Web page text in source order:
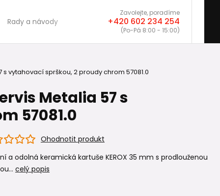
Rady a návody
Zavolejte, poradíme
+420 602 234 254
(Po-Pá 8:00 - 15:00)
vytahovací sprškou, 2 proudy chrom 57081.0
Metalia 57 s
57081.0
Ohodnotit produkt
a odolná keramická kartuše KEROX 35 mm s prodlouženou
celý popis